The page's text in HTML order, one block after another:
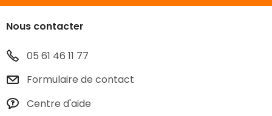
Nous contacter
05 61 46 11 77
Formulaire de contact
Centre d'aide